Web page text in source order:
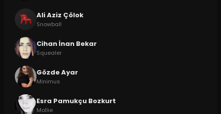
Ali Aziz Çölok
Snowball
Cihan İnan Bekar
Squealer
Gözde Ayar
Minimus
Esra Pamukçu Bozkurt
Mollie